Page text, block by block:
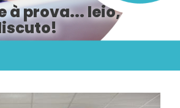
à prova... leio,